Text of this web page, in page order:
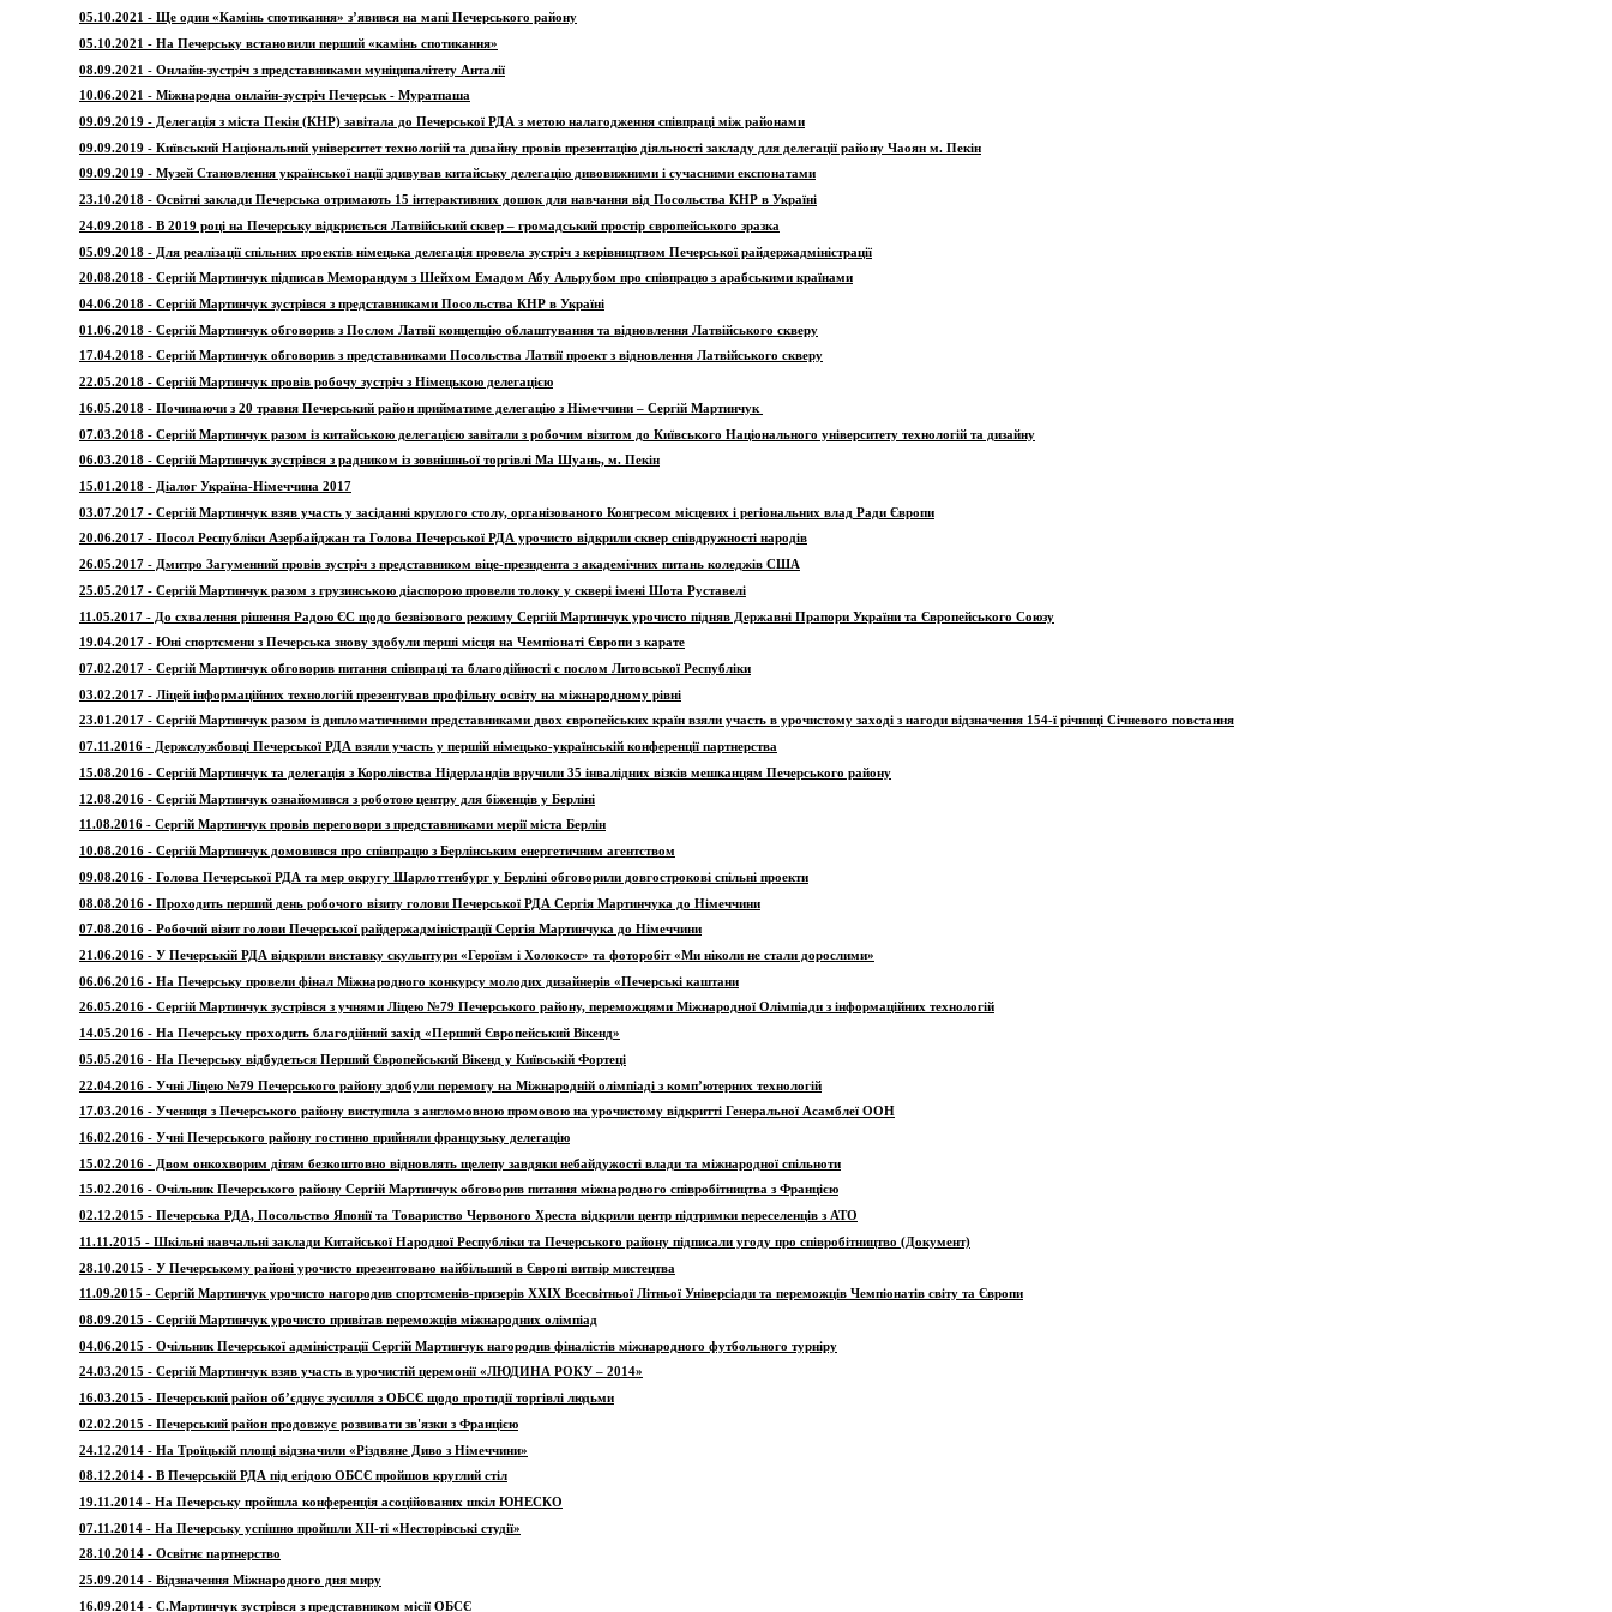
05.10.2021 - Ще один «Камінь спотикання» з’явився на мапі Печерського району
05.10.2021 - На Печерську встановили перший «камінь спотикання»
08.09.2021 - Онлайн-зустріч з представниками муніципалітету Анталії
10.06.2021 - Міжнародна онлайн-зустріч Печерськ - Муратпаша
09.09.2019 - Делегація з міста Пекін (КНР) завітала до Печерської РДА з метою налагодження співпраці між районами
09.09.2019 - Київський Національний університет технологій та дизайну провів презентацію діяльності закладу для делегації району Чаоян м. Пекін
09.09.2019 - Музей Становлення української нації здивував китайську делегацію дивовижними і сучасними експонатами
23.10.2018 - Освітні заклади Печерська отримають 15 інтерактивних дошок для навчання від Посольства КНР в Україні
24.09.2018 - В 2019 році на Печерську відкриється Латвійський сквер – громадський простір європейського зразка
05.09.2018 - Для реалізації спільних проектів німецька делегація провела зустріч з керівництвом Печерської райдержадміністрації
20.08.2018 - Сергій Мартинчук підписав Меморандум з Шейхом Емадом Абу Альрубом про співпрацю з арабськими країнами
04.06.2018 - Сергій Мартинчук зустрівся з представниками Посольства КНР в Україні
01.06.2018 - Сергій Мартинчук обговорив з Послом Латвії концепцію облаштування та відновлення Латвійського скверу
17.04.2018 - Сергій Мартинчук обговорив з представниками Посольства Латвії проект з відновлення Латвійського скверу
22.05.2018 - Сергій Мартинчук провів робочу зустріч з Німецькою делегацією
16.05.2018 - Починаючи з 20 травня Печерський район прийматиме делегацію з Німеччини – Сергій Мартинчук
07.03.2018 - Сергій Мартинчук разом із китайською делегацією завітали з робочим візитом до Київського Національного університету технологій та дизайну
06.03.2018 - Сергій Мартинчук зустрівся з радником із зовнішньої торгівлі Ма Шуань, м. Пекін
15.01.2018 - Діалог Україна-Німеччина 2017
03.07.2017 - Сергій Мартинчук взяв участь у засіданні круглого столу, організованого Конгресом місцевих і регіональних влад Ради Європи
20.06.2017 - Посол Республіки Азербайджан та Голова Печерської РДА урочисто відкрили сквер співдружності народів
26.05.2017 - Дмитро Загуменний провів зустріч з представником віце-президента з академічних питань коледжів США
25.05.2017 - Сергій Мартинчук разом з грузинською діаспорою провели толоку у сквері імені Шота Руставелі
11.05.2017 - До схвалення рішення Радою ЄС щодо безвізового режиму Сергій Мартинчук урочисто підняв Державні Прапори України та Європейського Союзу
19.04.2017 - Юні спортсмени з Печерська знову здобули перші місця на Чемпіонаті Європи з карате
07.02.2017 - Сергій Мартинчук обговорив питання співпраці та благодійності с послом Литовської Республіки
03.02.2017 - Ліцей інформаційних технологій презентував профільну освіту на міжнародному рівні
23.01.2017 - Сергій Мартинчук разом із дипломатичними представниками двох європейських країн взяли участь в урочистому заході з нагоди відзначення 154-ї річниці Січневого повстання
07.11.2016 - Держслужбовці Печерської РДА взяли участь у першій німецько-українській конференції партнерства
15.08.2016 - Сергій Мартинчук та делегація з Королівства Нідерландів вручили 35 інвалідних візків мешканцям Печерського району
12.08.2016 - Сергій Мартинчук ознайомився з роботою центру для біженців у Берліні
11.08.2016 - Сергій Мартинчук провів переговори з представниками мерії міста Берлін
10.08.2016 - Сергій Мартинчук домовився про співпрацю з Берлінським енергетичним агентством
09.08.2016 - Голова Печерської РДА та мер округу Шарлоттенбург у Берліні обговорили довгострокові спільні проекти
08.08.2016 - Проходить перший день робочого візиту голови Печерської РДА Сергія Мартинчука до Німеччини
07.08.2016 - Робочий візит голови Печерської райдержадміністрації Сергія Мартинчука до Німеччини
21.06.2016 - У Печерській РДА відкрили виставку скульптури «Героїзм і Холокост» та фоторобіт «Ми ніколи не стали дорослими»
06.06.2016 - На Печерську провели фінал Міжнародного конкурсу молодих дизайнерів «Печерські каштани
26.05.2016 - Сергій Мартинчук зустрівся з учнями Ліцею №79 Печерського району, переможцями Міжнародної Олімпіади з інформаційних технологій
14.05.2016 - На Печерську проходить благодійний захід «Перший Європейський Вікенд»
05.05.2016 - На Печерську відбудеться Перший Європейський Вікенд у Київській Фортеці
22.04.2016 - Учні Ліцею №79 Печерського району здобули перемогу на Міжнародній олімпіаді з комп’ютерних технологій
17.03.2016 - Учениця з Печерського району виступила з англомовною промовою на урочистому відкритті Генеральної Асамблеї ООН
16.02.2016 - Учні Печерського району гостинно прийняли французьку делегацію
15.02.2016 - Двом онкохворим дітям безкоштовно відновлять щелепу завдяки небайдужості влади та міжнародної спільноти
15.02.2016 - Очільник Печерського району Сергій Мартинчук обговорив питання міжнародного співробітництва з Францією
02.12.2015 - Печерська РДА, Посольство Японії та Товариство Червоного Хреста відкрили центр підтримки переселенців з АТО
11.11.2015 - Шкільні навчальні заклади Китайської Народної Республіки та Печерського району підписали угоду про співробітництво (Документ)
28.10.2015 - У Печерському районі урочисто презентовано найбільший в Європі витвір мистецтва
11.09.2015 - Сергій Мартинчук урочисто нагородив спортсменів-призерів ХХІХ Всесвітньої Літньої Універсіади та переможців Чемпіонатів світу та Європи
08.09.2015 - Сергій Мартинчук урочисто привітав переможців міжнародних олімпіад
04.06.2015 - Очільник Печерської адміністрації Сергій Мартинчук нагородив фіналістів міжнародного футбольного турніру
24.03.2015 - Сергій Мартинчук взяв участь в урочистій церемонії «ЛЮДИНА РОКУ – 2014»
16.03.2015 - Печерський район об’єднує зусилля з ОБСЄ щодо протидії торгівлі людьми
02.02.2015 - Печерський район продовжує розвивати зв'язки з Францією
24.12.2014 - На Троїцькій площі відзначили «Різдвяне Диво з Німеччини»
08.12.2014 - В Печерській РДА під егідою ОБСЄ пройшов круглий стіл
19.11.2014 - На Печерську пройшла конференція асоційованих шкіл ЮНЕСКО
07.11.2014 - На Печерську успішно пройшли ХІІ-ті «Несторівські студії»
28.10.2014 - Освітнє партнерство
25.09.2014 - Відзначення Міжнародного дня миру
16.09.2014 - С.Мартинчук зустрівся з представником місії ОБСЄ